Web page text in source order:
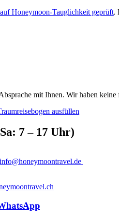
Honeymoon-Tauglichkeit geprüft.
mit Ihnen. Wir haben keine
ausfüllen
7 – 17 Uhr)
info@honeymoontravel.de